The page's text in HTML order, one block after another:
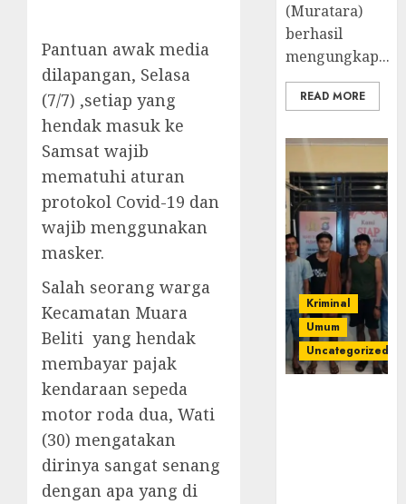
Pantuan awak media
dilapangan, Selasa
(7/7) ,setiap yang
hendak masuk ke
Samsat wajib
mematuhi aturan
protokol Covid-19 dan
wajib menggunakan
masker.
Salah seorang warga
Kecamatan Muara
Beliti yang hendak
membayar pajak
kendaraan sepeda
motor roda dua, Wati
(30) mengatakan
dirinya sangat senang
dengan apa yang di
(Muratara)
berhasil
mengungkap...
READ MORE
Kriminal
Umum
Uncategorized